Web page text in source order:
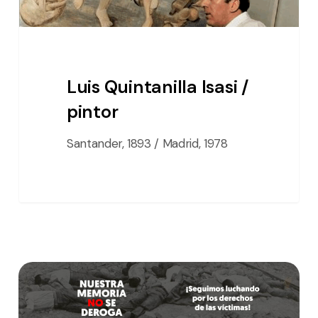
Luis Quintanilla Isasi /
pintor
Santander, 1893 / Madrid, 1978